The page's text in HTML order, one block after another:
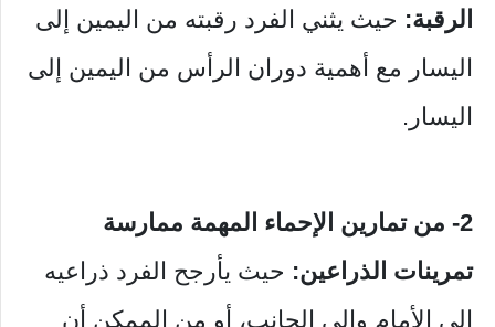
الرقبة: حيث يثني الفرد رقبته من اليمين إلى
اليسار مع أهمية دوران الرأس من اليمين إلى
اليسار.
2- من تمارين الإحماء المهمة ممارسة
تمرينات الذراعين: حيث يأرجح الفرد ذراعيه
إلى الأمام وإلى الجانب، أو من الممكن أن